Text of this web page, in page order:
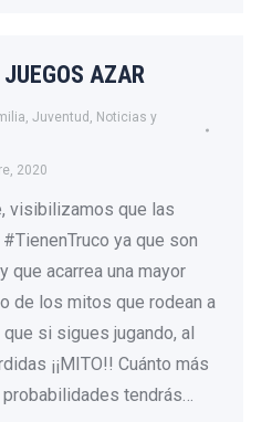
AZAR
, Juventud , Noticias y
2020
visibilizamos que las
ya que son
que acarrea una mayor
de los mitos que rodean a
si sigues jugando, al
¡¡MITO!! Cuánto más
tendrás…